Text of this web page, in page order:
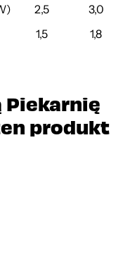
2,5
3,0
1,5 1,8
Piekarnię
produkt